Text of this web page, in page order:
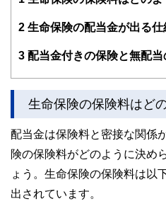
2 生命保険の配当金が出る仕
3 配当金付きの保険と無配
生命保険の保険料はど
配当金は保険料と密接な関係
険の保険料がどのように決め
ょう。生命保険の保険料は以
出されています。